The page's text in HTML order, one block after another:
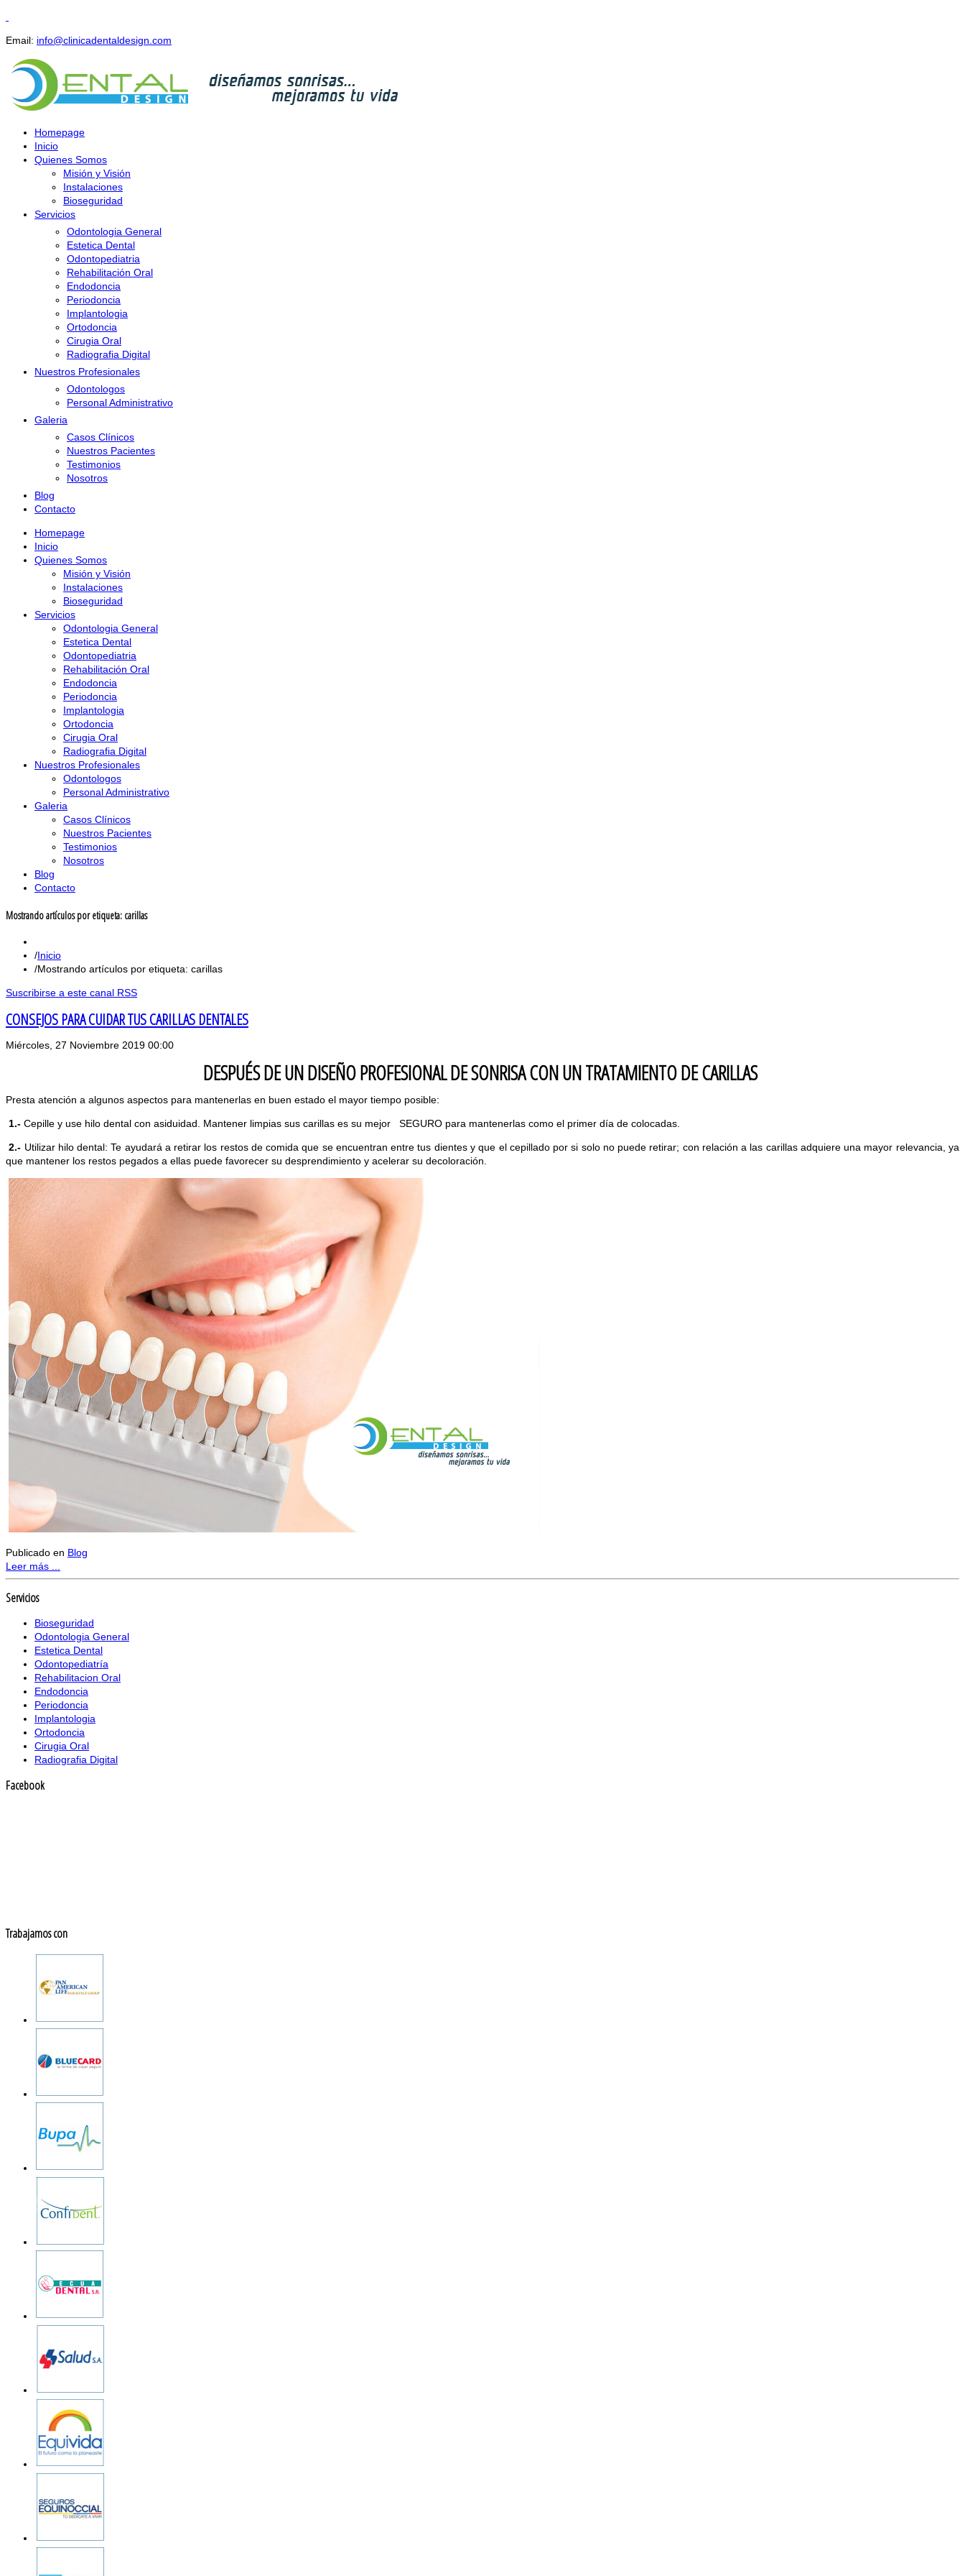
Email: info@clinicadentaldesign.com
Homepage
Inicio
Quienes Somos
Misión y Visión
Instalaciones
Bioseguridad
Servicios
Odontologia General
Estetica Dental
Odontopediatria
Rehabilitación Oral
Endodoncia
Periodoncia
Implantologia
Ortodoncia
Cirugia Oral
Radiografia Digital
Nuestros Profesionales
Odontologos
Personal Administrativo
Galeria
Casos Clínicos
Nuestros Pacientes
Testimonios
Nosotros
Blog
Contacto
Homepage
Inicio
Quienes Somos
Misión y Visión
Instalaciones
Bioseguridad
Servicios
Odontologia General
Estetica Dental
Odontopediatria
Rehabilitación Oral
Endodoncia
Periodoncia
Implantologia
Ortodoncia
Cirugia Oral
Radiografia Digital
Nuestros Profesionales
Odontologos
Personal Administrativo
Galeria
Casos Clínicos
Nuestros Pacientes
Testimonios
Nosotros
Blog
Contacto
Mostrando artículos por etiqueta: carillas
Inicio
Mostrando artículos por etiqueta: carillas
Suscribirse a este canal RSS
CONSEJOS PARA CUIDAR TUS CARILLAS DENTALES
Miércoles, 27 Noviembre 2019 00:00
DESPUÉS DE UN DISEÑO PROFESIONAL DE SONRISA CON UN TRATAMIENTO DE CARILLAS
Presta atención a algunos aspectos para mantenerlas en buen estado el mayor tiempo posible:
1.- Cepille y use hilo dental con asiduidad. Mantener limpias sus carillas es su mejor SEGURO para mantenerlas como el primer día de colocadas.
2.- Utilizar hilo dental: Te ayudará a retirar los restos de comida que se encuentran entre tus dientes y que el cepillado por si solo no puede retirar; con relación a las carillas adquiere una mayor relevancia, ya
que mantener los restos pegados a ellas puede favorecer su desprendimiento y acelerar su decoloración.
Publicado en Blog
Leer más ...
Servicios
Bioseguridad
Odontologia General
Estetica Dental
Odontopediatría
Rehabilitacion Oral
Endodoncia
Periodoncia
Implantologia
Ortodoncia
Cirugia Oral
Radiografia Digital
Facebook
Trabajamos con